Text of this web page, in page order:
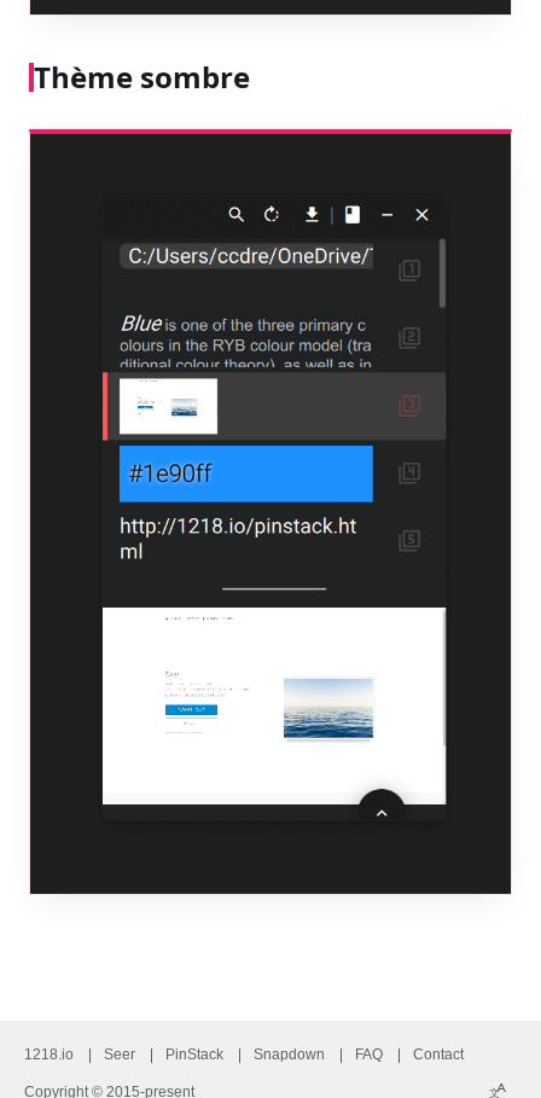
Thème sombre
1218.io Seer PinStack Snapdown FAQ Contact
Copyright © 2015-present 文A